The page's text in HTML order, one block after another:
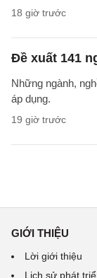
18 giờ trước
Đề xuất 141
Những ngành,
áp dụng.
19 giờ trước
GIỚI THIỆU
Lời giới thiệu
Lịch sử phát